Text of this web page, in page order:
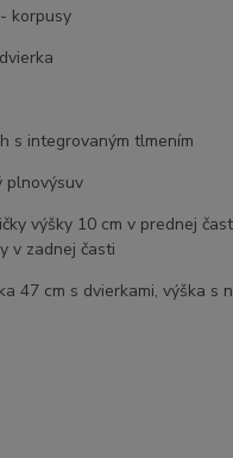
korpusy
s integrovaným tlmením
plnovýsuv
výšky 10 cm v prednej
v zadnej časti
47 cm s dvierkami, výška s